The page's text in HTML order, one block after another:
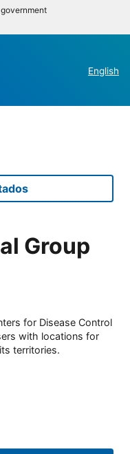
English
Group
for Disease Control
with locations for
territories.